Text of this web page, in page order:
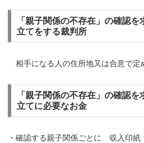
「親子関係の不存在」の確認を
立てをする裁判所
相手になる人の住所地又は合意で定
「親子関係の不存在」の確認を
立てに必要なお金
・確認する親子関係ごとに 収入印